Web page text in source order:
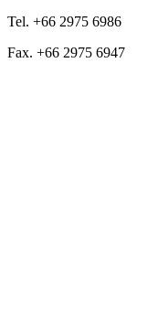
Tel. +66 2975 6986
Fax. +66 2975 6947